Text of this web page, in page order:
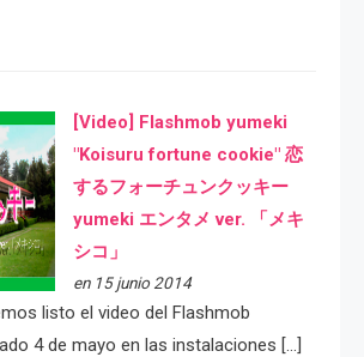
[Video] Flashmob yumeki
"Koisuru fortune cookie" 恋
するフォーチュンクッキー
yumeki エンタメ ver. 「メキ
シコ」
en 15 junio 2014
listo el video del Flashmob
4 de mayo en las instalaciones […]